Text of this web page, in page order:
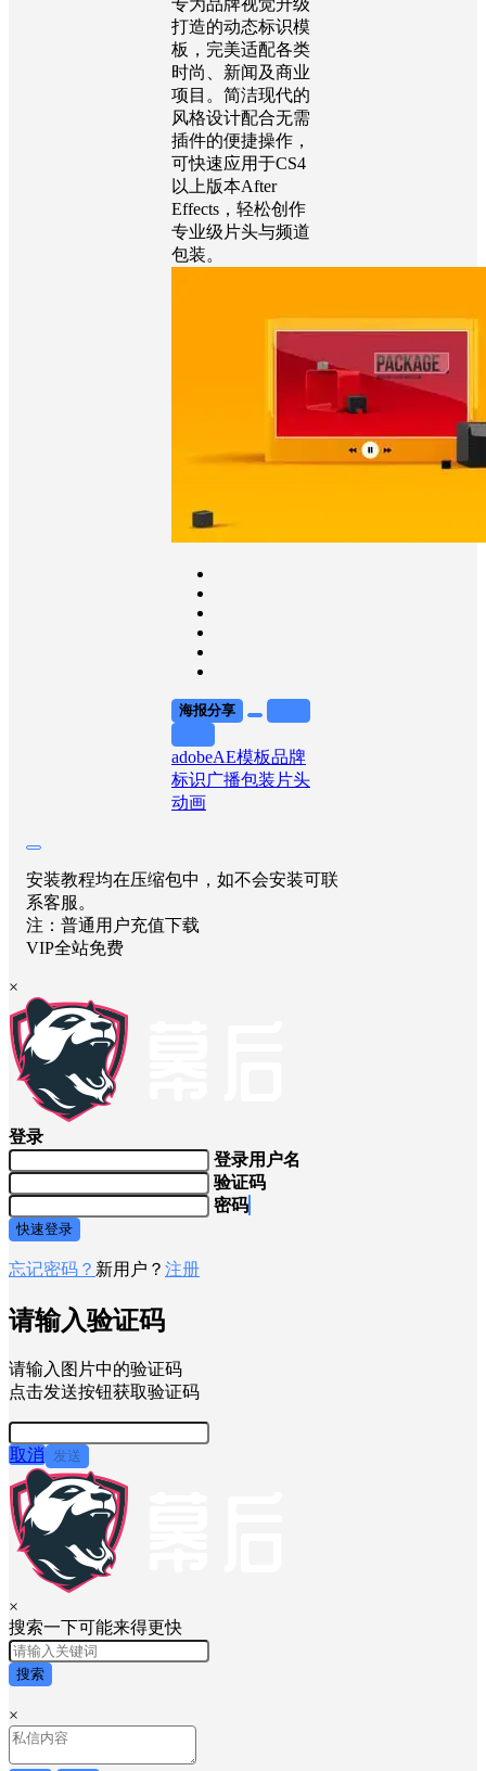
绎 | 新闻包装 | 宣
传集锦 | 运动主题
亮点说明
专为品牌视觉升级
打造的动态标识模
板，完美适配各类
时尚、新闻及商业
项目。简洁现代的
风格设计配合无需
插件的便捷操作，
Effects，轻松创作
专业级片头与频道
adobe AE模板品牌
标识 广播包装片头
动画
系客服。
注：普通用户充值下载
VIP全站免费
忘记密码？新用户？注册
请输入验证码
请输入图片中的验证码
点击发送按钮获取验证码
取消 发送
×
搜索一下可能来得更快